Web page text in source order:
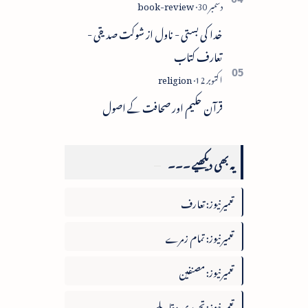
خدا کی بستی - ناول از شوکت صدیقی -
تعارف کتاب
قرآن حکیم اور صحافت کے اصول
یہ بھی دیکھیے ۔۔۔
تعمیرنیوز: تعارف
تعمیرنیوز: تمام زمرے
تعمیرنیوز: مصنفین